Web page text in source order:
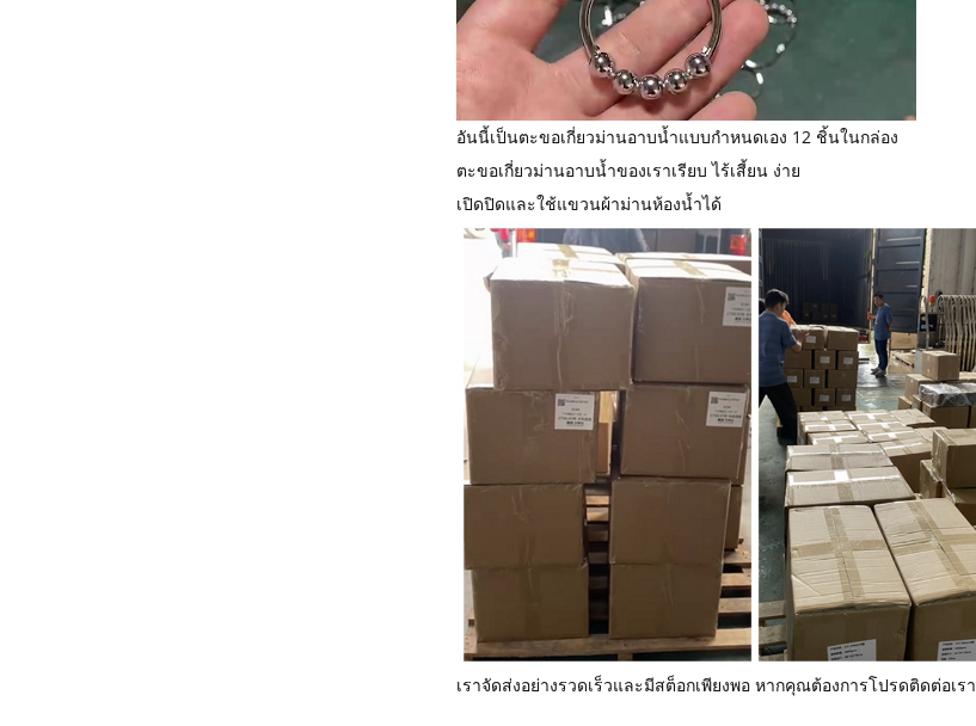
อันนี้เป็นตะขอเกี่ยวม่านอาบน้ำแบบกำหนดเอง 12 ชิ้นในกล่อง
ตะขอเกี่ยวม่านอาบน้ำของเราเรียบ ไร้เสี้ยน ง่าย
เปิดปิดและใช้แขวนผ้าม่านห้องน้ำได้
เราจัดส่งอย่างรวดเร็วและมีสต็อกเพียงพอ หากคุณต้องการโปรดติดต่อเรา